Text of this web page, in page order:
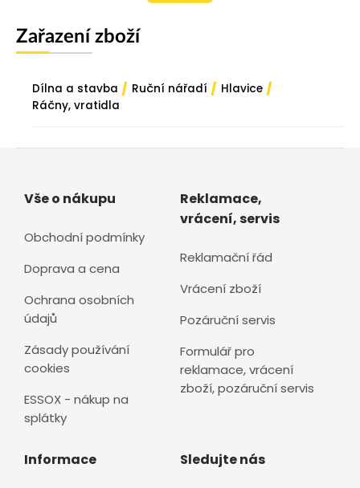
Zařazení zboží
Dílna a stavba / Ruční nářadí / Hlavice /
Ráčny, vratidla
Vše o nákupu
Obchodní podmínky
Doprava a cena
Ochrana osobních
údajů
Zásady používání
cookies
ESSOX - nákup na
splátky
Reklamace,
vrácení, servis
Reklamační řád
Vrácení zboží
Pozáruční servis
Formulář pro
reklamace, vrácení
zboží, pozáruční servis
Informace Sledujte nás